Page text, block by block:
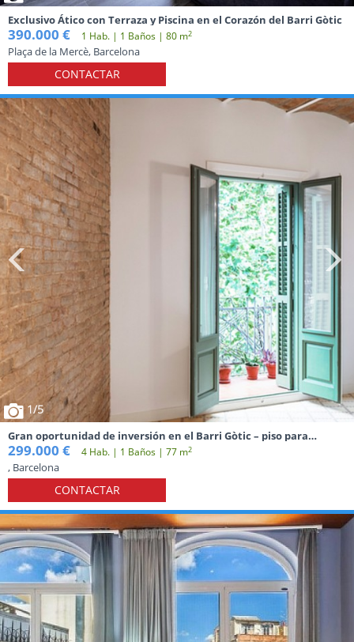
Exclusivo Ático con Terraza y Piscina en el Corazón del Barri Gòtic
390.000 € 1 Hab. | 1 Baños | 80 m2
Plaça de la Mercè, Barcelona
CONTACTAR
1/5
Gran oportunidad de inversión en el Barri Gòtic – piso para
reformar
299.000 € 4 Hab. | 1 Baños | 77 m2
, Barcelona
CONTACTAR